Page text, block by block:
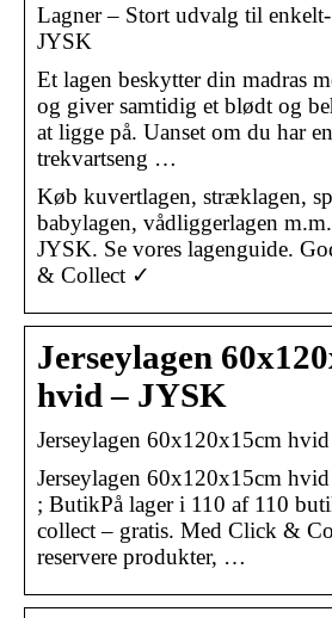
Lagner – Stort udvalg til
JYSK
Et lagen beskytter din madras
og giver samtidig et blødt og
at ligge på. Uanset om du har
trekvartseng …
Køb kuvertlagen, stræklagen,
babylagen, vådliggerlagen
JYSK. Se vores lagenguide.
& Collect ✓
Jerseylagen
hvid – JYSK
Jerseylagen 60x120x15cm
Jerseylagen 60x120x15cm
; ButikPå lager i 110 af 110
collect – gratis. Med Click &
reservere produkter, …